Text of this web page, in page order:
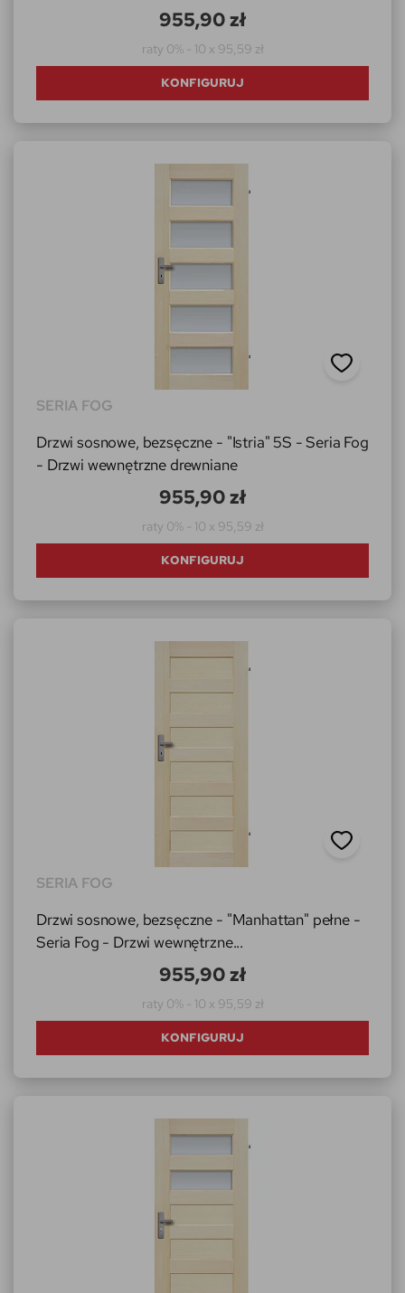
955,90 zł
raty 0% - 10 x 95,59 zł
KONFIGURUJ
SERIA FOG
Drzwi sosnowe, bezsęczne - "Istria" 5S - Seria Fog
- Drzwi wewnętrzne drewniane
955,90 zł
raty 0% - 10 x 95,59 zł
KONFIGURUJ
SERIA FOG
Drzwi sosnowe, bezsęczne - "Manhattan" pełne -
Seria Fog - Drzwi wewnętrzne...
955,90 zł
raty 0% - 10 x 95,59 zł
KONFIGURUJ